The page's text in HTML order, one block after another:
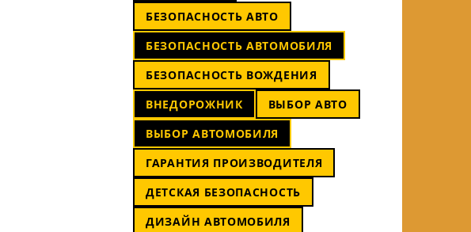
БЕЗОПАСНОСТЬ АВТО
БЕЗОПАСНОСТЬ АВТОМОБИЛЯ
БЕЗОПАСНОСТЬ ВОЖДЕНИЯ
ВНЕДОРОЖНИК
ВЫБОР АВТО
ВЫБОР АВТОМОБИЛЯ
ГАРАНТИЯ ПРОИЗВОДИТЕЛЯ
ДЕТСКАЯ БЕЗОПАСНОСТЬ
ДИЗАЙН АВТОМОБИЛЯ